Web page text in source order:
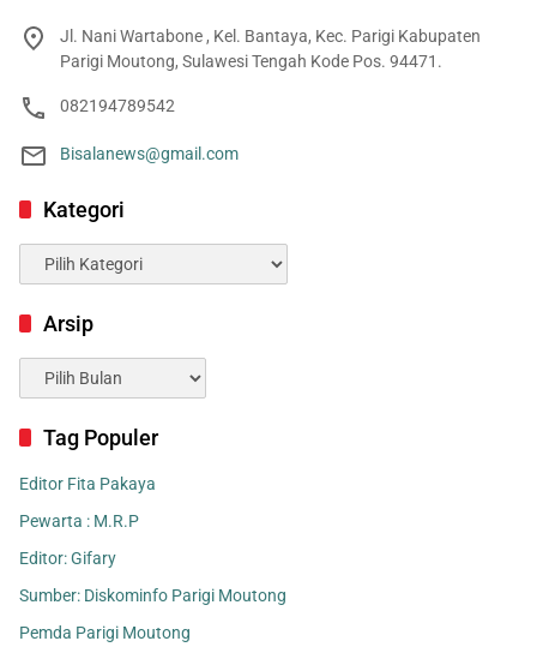
Jl. Nani Wartabone , Kel. Bantaya, Kec. Parigi Kabupaten
Parigi Moutong, Sulawesi Tengah Kode Pos. 94471.
082194789542
Bisalanews@gmail.com
Kategori
Kategori
Arsip
Arsip
Tag Populer
Editor Fita Pakaya
Pewarta : M.R.P
Editor: Gifary
Sumber: Diskominfo Parigi Moutong
Pemda Parigi Moutong